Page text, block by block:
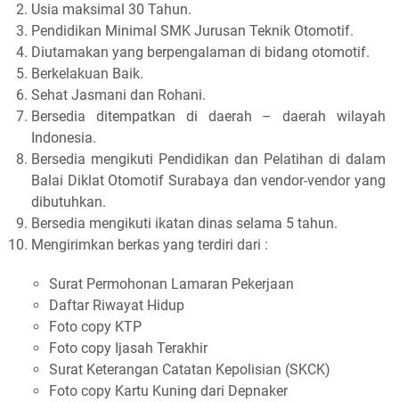
Usia maksimal 30 Tahun.
Pendidikan Minimal SMK Jurusan Teknik Otomotif.
Diutamakan yang berpengalaman di bidang otomotif.
Berkelakuan Baik.
Sehat Jasmani dan Rohani.
Bersedia ditempatkan di daerah – daerah wilayah
Indonesia.
Bersedia mengikuti Pendidikan dan Pelatihan di dalam
Balai Diklat Otomotif Surabaya dan vendor-vendor yang
dibutuhkan.
Bersedia mengikuti ikatan dinas selama 5 tahun.
Mengirimkan berkas yang terdiri dari :
Surat Permohonan Lamaran Pekerjaan
Daftar Riwayat Hidup
Foto copy KTP
Foto copy Ijasah Terakhir
Surat Keterangan Catatan Kepolisian (SKCK)
Foto copy Kartu Kuning dari Depnaker